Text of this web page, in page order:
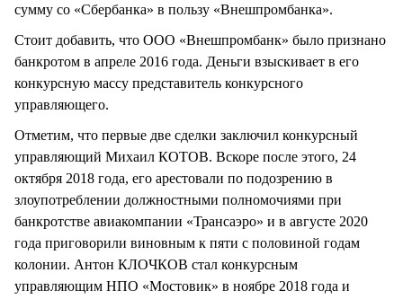
сумму со «Сбербанка» в пользу «Внешпромбанка».
Стоит добавить, что ООО «Внешпромбанк» было признано
банкротом в апреле 2016 года. Деньги взыскивает в его
конкурсную массу представитель конкурсного
управляющего.
Отметим, что первые две сделки заключил конкурсный
управляющий Михаил КОТОВ. Вскоре после этого, 24
октября 2018 года, его арестовали по подозрению в
злоупотреблении должностными полномочиями при
банкротстве авиакомпании «Трансаэро» и в августе 2020
года приговорили виновным к пяти с половиной годам
колонии. Антон КЛОЧКОВ стал конкурсным
управляющим НПО «Мостовик» в ноябре 2018 года и